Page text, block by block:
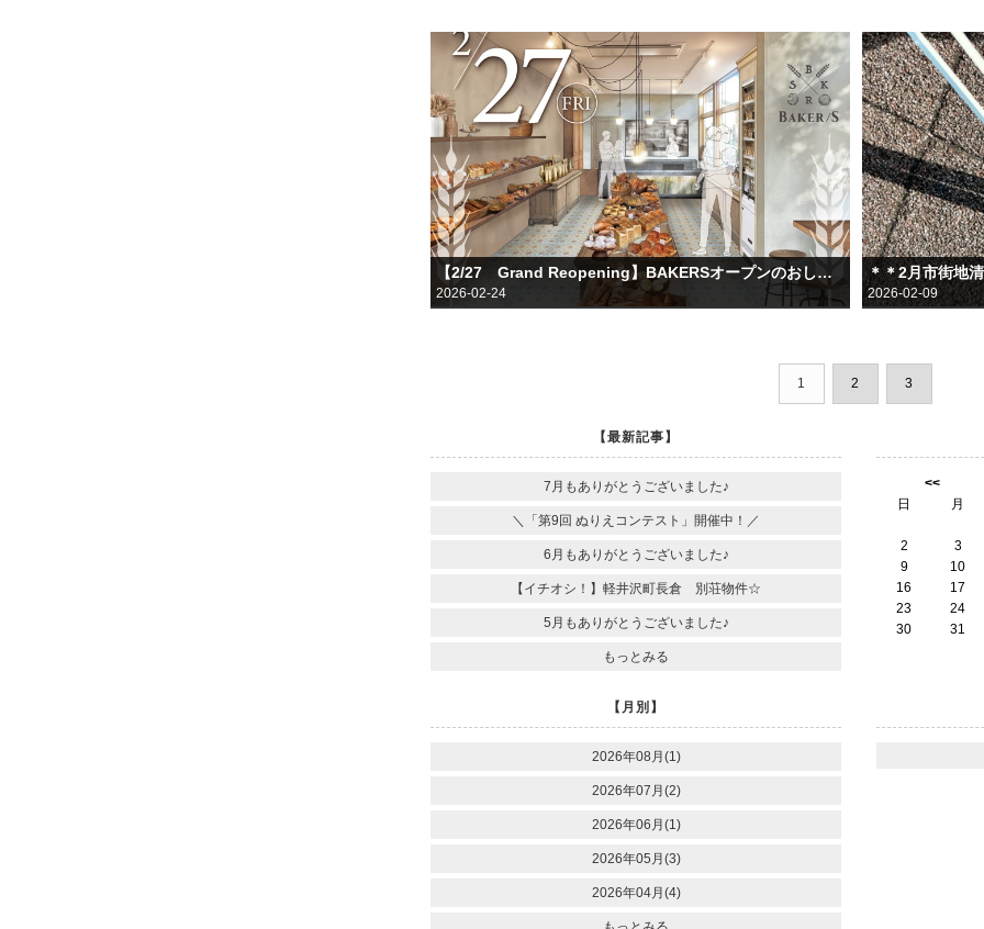
【2/27 Grand Reopening】BAKERSオープンのおしらせ～群馬県高崎市末広町LALAPARK～
2026-02-24
＊＊2月市街地
2026-02-09
1 2 3
【最新記事】
7月もありがとうございました♪
＼「第9回 ぬりえコンテスト」開催中！／
6月もありがとうございました♪
【イチオシ！】軽井沢町長倉 別荘物件☆
5月もありがとうございました♪
もっとみる
<<
日
月
2
3
9
10
16
17
23
24
30
31
【月別】
2026年08月(1)
2026年07月(2)
2026年06月(1)
2026年05月(3)
2026年04月(4)